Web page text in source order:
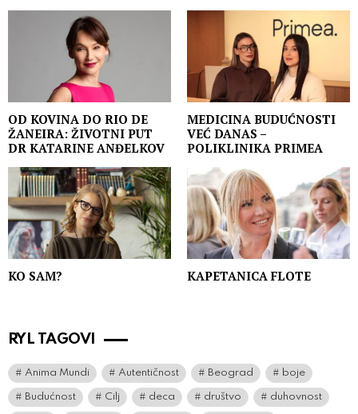
OD KOVINA DO RIO DE
ŽANEIRA: ŽIVOTNI PUT
DR KATARINE ANĐELKOV
MEDICINA BUDUĆNOSTI
VEĆ DANAS –
POLIKLINIKA PRIMEA
KO SAM? KAPETANICA FLOTE
RYL TAGOVI
Anima Mundi Autentičnost Beograd boje
Budućnost Cilj deca društvo duhovnost